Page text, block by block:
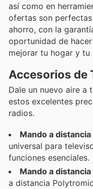
así como en
ofertas son
ahorro, con la
oportunidad de
mejorar tu hogar y tu
Accesorios de
Dale un nuevo aire a
estos excelentes
radios.
Mando a distancia
universal para
funciones esenciales.
Mando a distancia
a distancia